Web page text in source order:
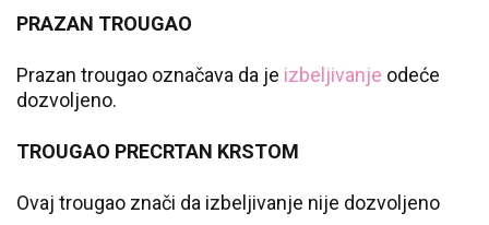
PRAZAN TROUGAO
Prazan trougao označava da je izbeljivanje odeće
dozvoljeno.
TROUGAO PRECRTAN KRSTOM
Ovaj trougao znači da izbeljivanje nije dozvoljeno